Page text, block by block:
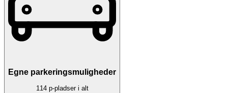
Egne parkeringsmuligheder
114 p-pladser i alt